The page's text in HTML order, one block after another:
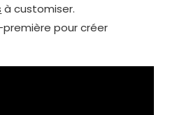
à customiser.
pour créer